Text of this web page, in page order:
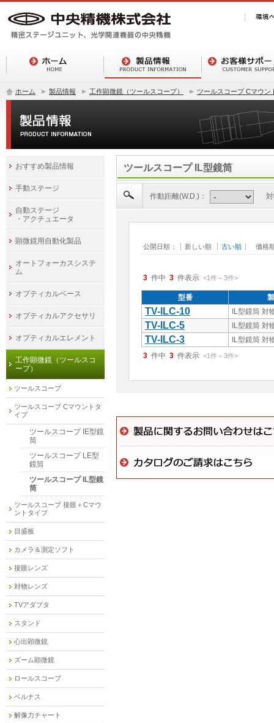
ホーム 製品情報 工作顕微鏡（ツールスコープ） ツールスコープ Cマウン
ツールスコープ IL型鏡筒
作動距離(W.D.)：
公開日順： 新しい順 古い順 価格
3 件中 3 件表示 <1件～3件>
型番
TV-ILC-10 IL型鏡筒 対
TV-ILC-5 IL型鏡筒 対
TV-ILC-3
IL型鏡筒 対
3 件中 3 件表示 <1件～3件>
おすすめ製品情報
手動ステージ
自動ステージ
・アクチュエータ
顕微鏡用自動化製品
オートフォーカスシステ
ム
オプティカルベース
オプティカルアクセサリ
オプティカルエレメント
工作顕微鏡（ツールスコ
ープ）
ツールスコープ
ツールスコープ Cマウントタ
イプ
ツールスコープ IE型鏡
筒
ツールスコープ LE型
鏡筒
ツールスコープ IL型鏡
筒
ツールスコープ 接眼＋Cマウ
ントタイプ
目盛板
カメラ＆測定ソフト
接眼レンズ
対物レンズ
TVアダプタ
スタンド
心出顕微鏡
ズーム顕微鏡
ロールスコープ
ベルナス
解像力チャート